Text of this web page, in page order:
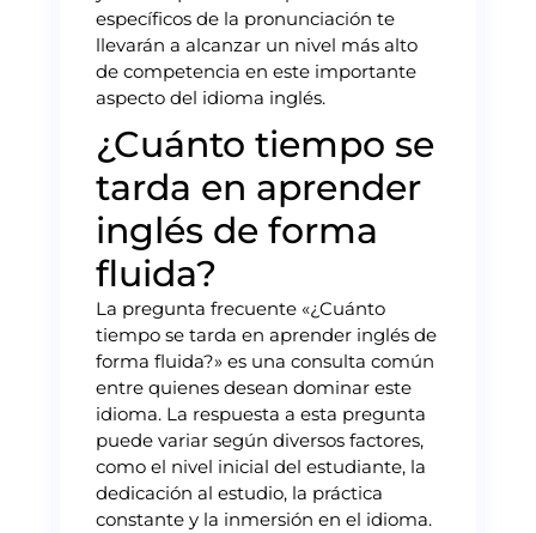
específicos de la pronunciación te
llevarán a alcanzar un nivel más alto
de competencia en este importante
aspecto del idioma inglés.
¿Cuánto tiempo se
tarda en aprender
inglés de forma
fluida?
La pregunta frecuente «¿Cuánto
tiempo se tarda en aprender inglés de
forma fluida?» es una consulta común
entre quienes desean dominar este
idioma. La respuesta a esta pregunta
puede variar según diversos factores,
como el nivel inicial del estudiante, la
dedicación al estudio, la práctica
constante y la inmersión en el idioma.